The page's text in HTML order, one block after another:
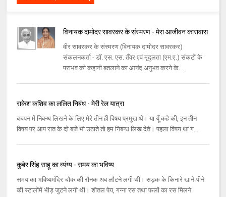
विनायक दामोदर सावरकर के संस्मरण - मेरा आजीवन कारावास
वीर सावरकर के संस्मरण (विनायक दामोदर सावरकर)
संकलनकर्ता - डॉ. एस. एस. तँवर एवं मृदुलता (एम.ए.) संकटों के
पराभव की कहानी बतलाने का आनंद अनुभव करने के...
राकेश कशिव का ललित निबंध - मेरी रेल यात्रा
बचपन में निबन्ध लिखने के लिए मेरे तीन ही विषय प्रमुख थे। या यूँ कहे की, इन तीन
विषय पर आप रात के दो बजे भी उठाते तो हम निबन्ध लिख देते। पहला विषय था ग...
कुबेर सिंह साहू का व्यंग्य - समय का भविष्य
समय का भविष्यमंदिर चौक की रौनक अब लौटने लगी थी। सड़क के किनारे खाने-पीने
की स्टालोंमें भीड़ जुटने लगी थी। शीतल पेय, गन्ना रस तथा फलों का रस मिलने